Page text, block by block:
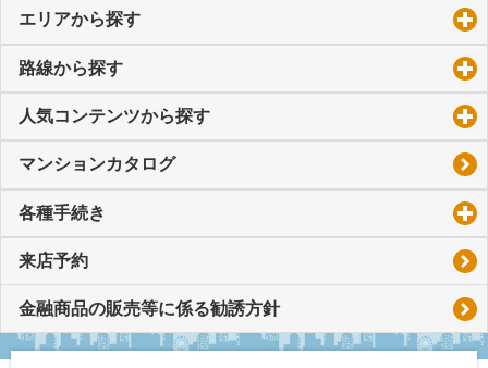
エリアから探す
路線から探す
人気コンテンツから探す
マンションカタログ
各種手続き
来店予約
金融商品の販売等に係る勧誘方針